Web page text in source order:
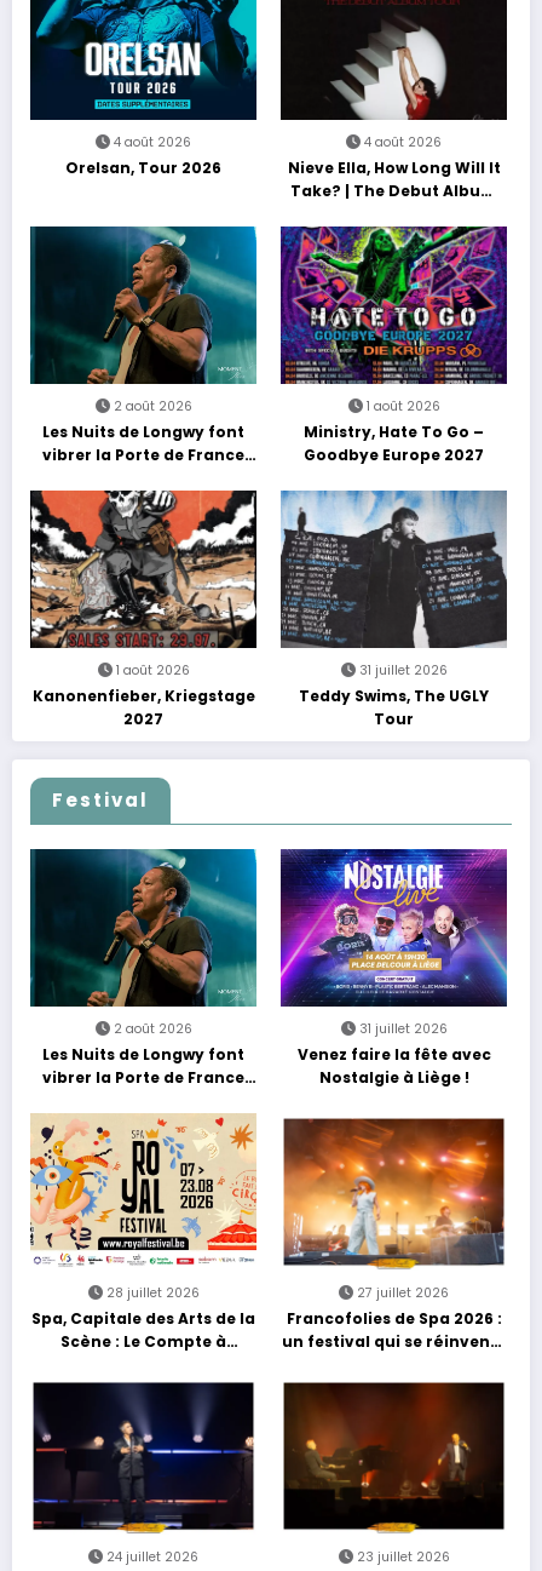
4 août 2026
Orelsan, Tour 2026
4 août 2026
Nieve Ella, How Long Will It
Take? | The Debut Album
2 août 2026
Les Nuits de Longwy font
vibrer la Porte de France
découvertes et énergie
reggae
1 août 2026
Ministry, Hate To Go –
Goodbye Europe 2027
1 août 2026
Kanonenfieber, Kriegstage
2027
31 juillet 2026
Teddy Swims, The UGLY
Tour
Festival
2 août 2026
Les Nuits de Longwy font
vibrer la Porte de France
découvertes et énergie
reggae
31 juillet 2026
Venez faire la fête avec
Nostalgie à Liège !
28 juillet 2026
Spa, Capitale des Arts de la
Scène : Le Compte à
27 juillet 2026
Francofolies de Spa 2026 :
un festival qui se réinvente
grands moments de scène
24 juillet 2026 23 juillet 2026